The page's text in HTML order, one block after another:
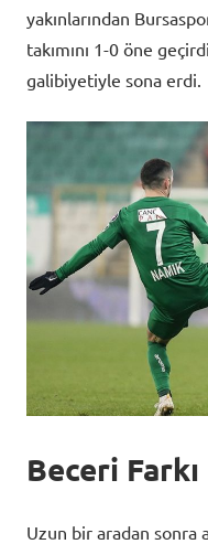
yakınlarından
takımını 1-0 öne
galibiyetiyle sona erdi.
Beceri Farkı
Uzun bir aradan sonra